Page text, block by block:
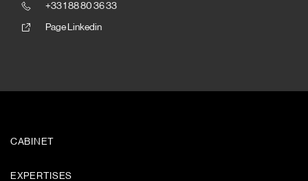
+33 1 88 80 36 33
Page Linkedin
CABINET
EXPERTISES